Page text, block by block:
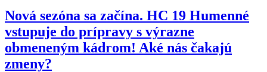
Nová sezóna sa začína. HC 19 Humenné
vstupuje do prípravy s výrazne
obmeneným kádrom! Aké nás čakajú
zmeny?